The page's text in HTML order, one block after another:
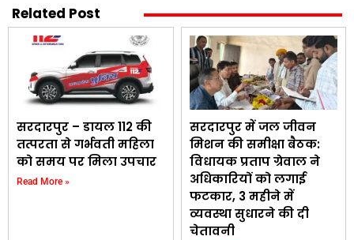
Related Post
सरदारपुर – डायल 112 की
तत्परता से गर्भवती महिला
को समय पर मिला उपचार
Read More »
सरदारपुर में जल जीवन
मिशन की समीक्षा बैठक:
विधायक प्रताप ग्रेवाल ने
अधिकारियों को लगाई
फटकार, 3 महीने में
व्यवस्था सुधारने की दी
चेतावनी